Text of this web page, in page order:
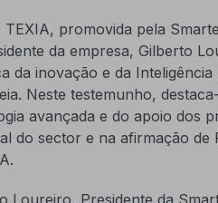
promovida pela
da empresa, Gilberto
da inovação e da
Neste testemunho,
avançada e do apoio dos
do sector e na afirmação de
Loureiro, Presidente da